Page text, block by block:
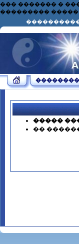
��� ������� �
��������� �����.
��������
�����
��